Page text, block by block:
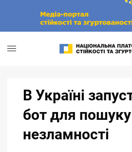
В Україні
бот для пошуку
незламності